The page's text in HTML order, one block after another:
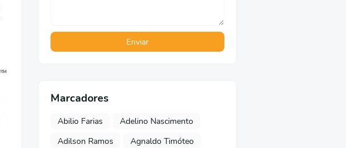
Marcadores
Abilio Farias
Adelino Nascimento
Adilson Ramos
Agnaldo Timóteo